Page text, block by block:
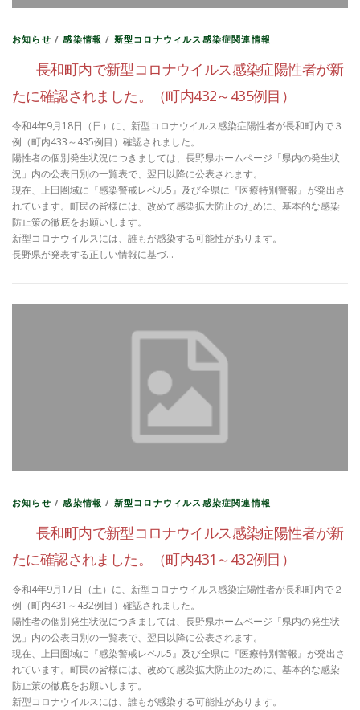
お知らせ /感染情報 / 新型コロナウィルス感染症関連情報
長和町内で新型コロナウイルス感染症陽性者が新
たに確認されました。（町内432～435例目）
令和4年9月18日（日）に、新型コロナウイルス感染症陽性者が長和町内で３
例（町内433～435例目）確認されました。
陽性者の個別発生状況につきましては、長野県ホームページ「県内の発生状
況」内の公表日別の一覧表で、翌日以降に公表されます。
現在、上田圏域に『感染警戒レベル5』及び全県に『医療特別警報』が発出さ
れています。町民の皆様には、改めて感染拡大防止のために、基本的な感染
防止策の徹底をお願いします。
新型コロナウイルスには、誰もが感染する可能性があります。
長野県が発表する正しい情報に基づ…
お知らせ /感染情報 / 新型コロナウィルス感染症関連情報
長和町内で新型コロナウイルス感染症陽性者が新
たに確認されました。（町内431～432例目）
令和4年9月17日（土）に、新型コロナウイルス感染症陽性者が長和町内で２
例（町内431～432例目）確認されました。
陽性者の個別発生状況につきましては、長野県ホームページ「県内の発生状
況」内の公表日別の一覧表で、翌日以降に公表されます。
現在、上田圏域に『感染警戒レベル5』及び全県に『医療特別警報』が発出さ
れています。町民の皆様には、改めて感染拡大防止のために、基本的な感染
防止策の徹底をお願いします。
新型コロナウイルスには、誰もが感染する可能性があります。